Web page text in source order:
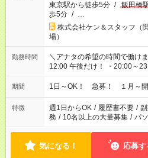
東京駅から徒歩5分 / 飯田橋
歩5分 / …
株式会社ケン＆スタッフ（
場）
勤務時間
＼アナタの希望の時間で働けます／ 午前中だけ！
12:00 午後だけ！ ・20:00～23:00 がっつり！ ・6:30～23:00 ・
12:00～21:00 ・16:00～翌8:00 …etc ※時間曜日
り異なります。
期間 1日～OK！ 急募！ １月～
特徴 週1日からOK / 履歴書不要 /
務 / 10名以上の大量募集 / パ
気になる！ 応募す